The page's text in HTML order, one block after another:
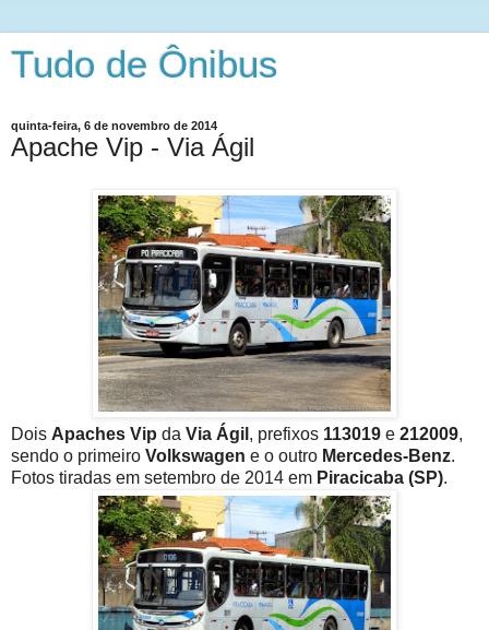
Tudo de Ônibus
quinta-feira, 6 de novembro de 2014
Apache Vip - Via Ágil
Dois Apaches Vip da Via Ágil , prefixos 113019 e 212009,
sendo o primeiro Volkswagen e o outro Mercedes-Benz.
Fotos tiradas em setembro de 2014 em Piracicaba (SP).